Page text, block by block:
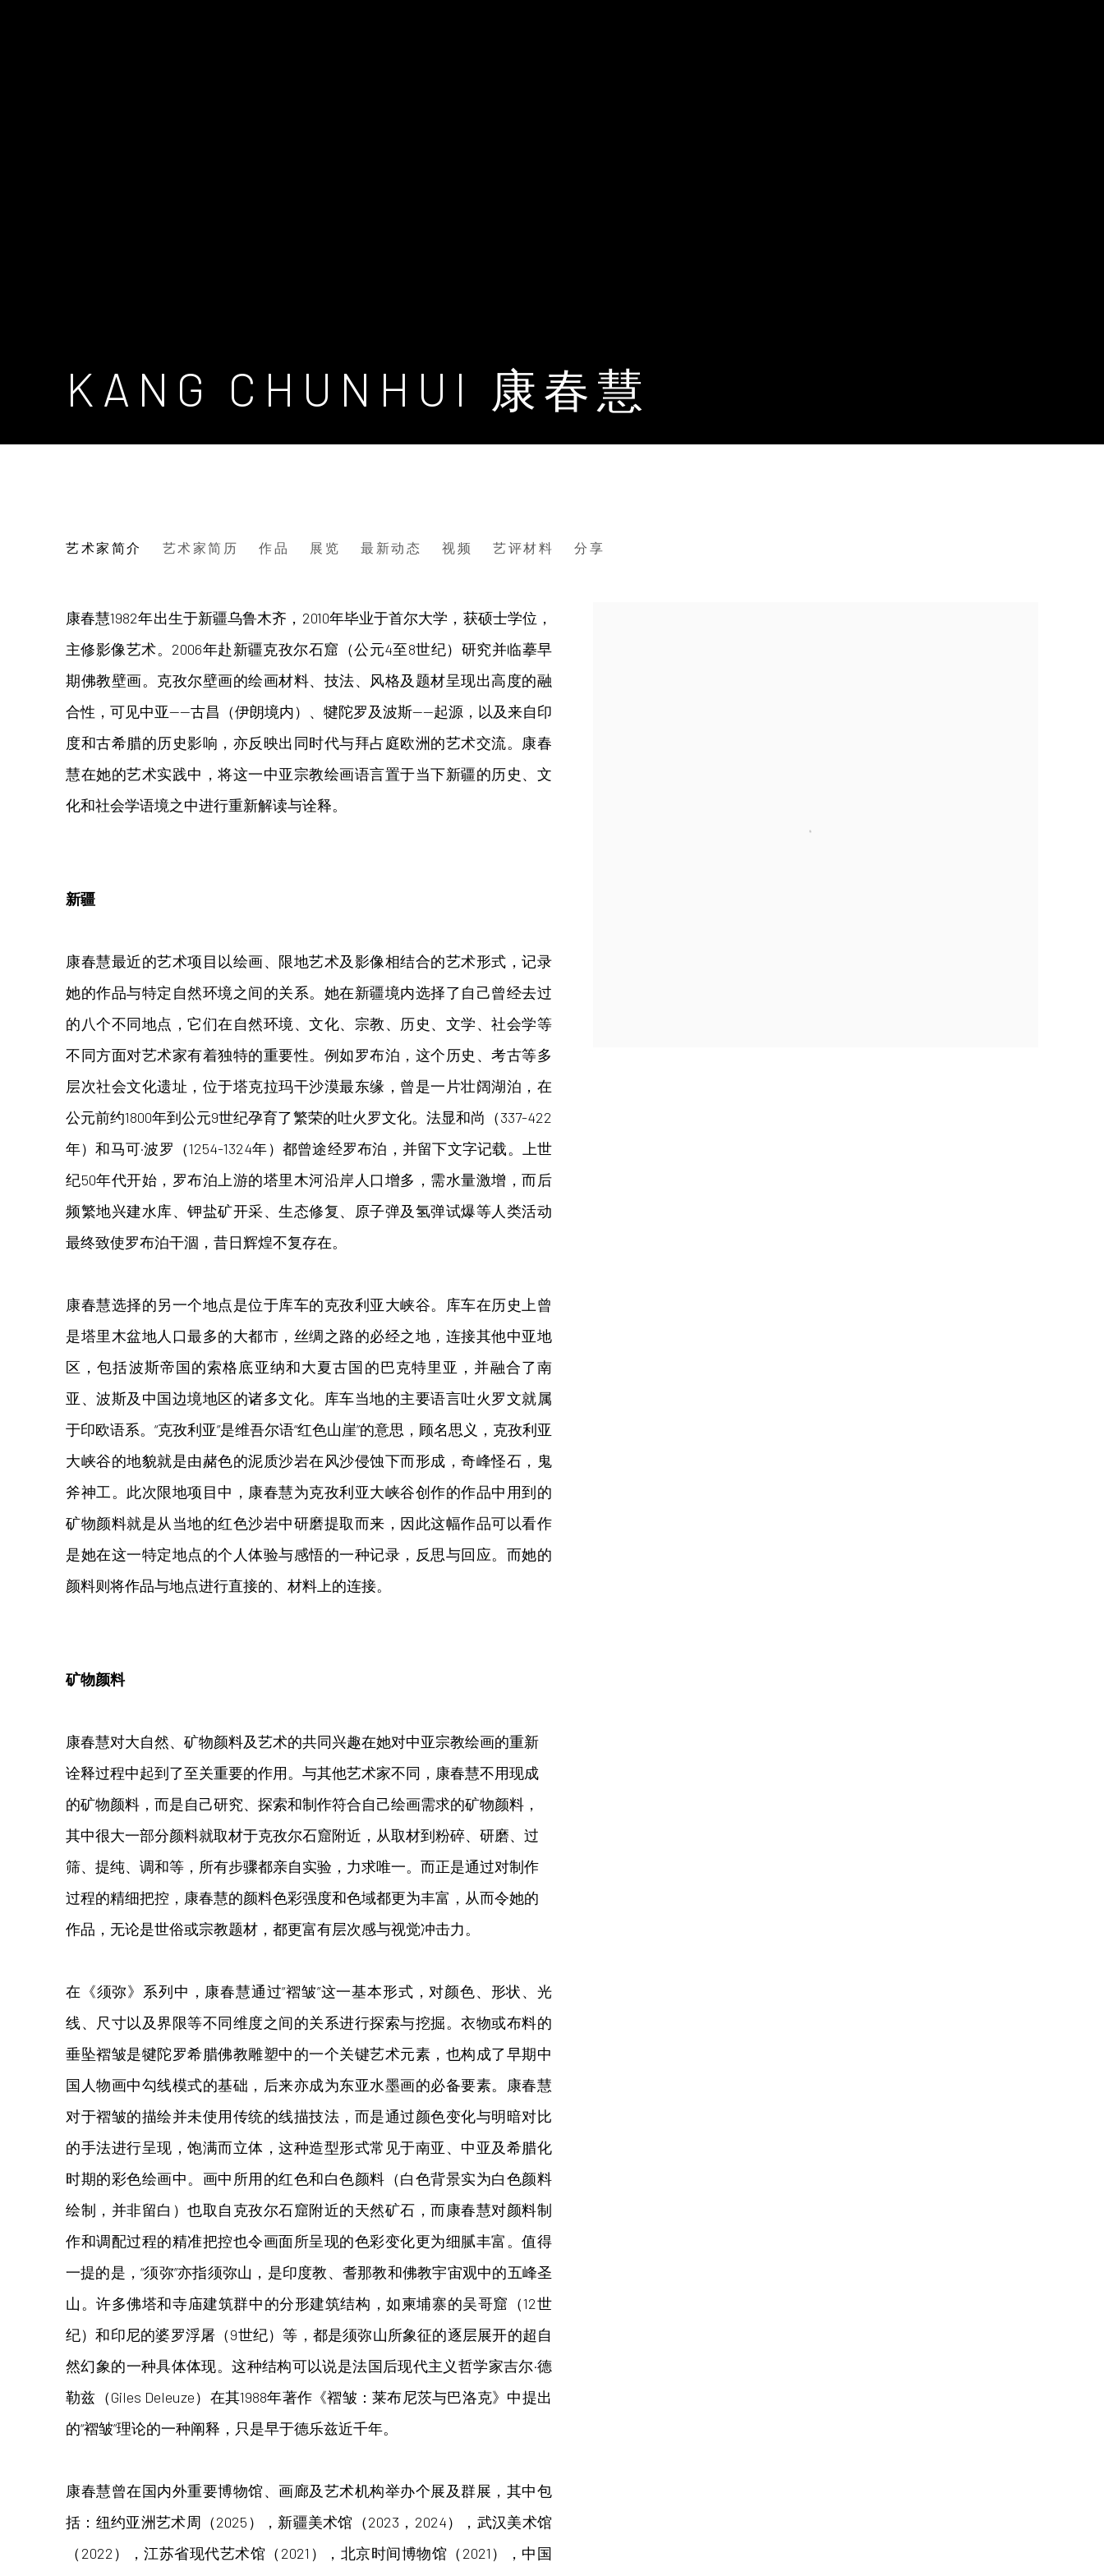
KANG CHUNHUI 康春慧
KANG CHUNHUI 康春慧
艺术家简介 艺术家简历 作品 展览 最新动态 视频 艺评材料 分享
康春慧1982年出生于新疆乌鲁木齐，2010年毕业于首尔大学，获硕士学位，
主修影像艺术。2006年赴新疆克孜尔石窟（公元4至8世纪）研究并临摹早
期佛教壁画。克孜尔壁画的绘画材料、技法、风格及题材呈现出高度的融
合性，可见中亚——古昌（伊朗境内）、犍陀罗及波斯——起源，以及来自印
度和古希腊的历史影响，亦反映出同时代与拜占庭欧洲的艺术交流。康春
慧在她的艺术实践中，将这一中亚宗教绘画语言置于当下新疆的历史、文
化和社会学语境之中进行重新解读与诠释。
新疆
康春慧最近的艺术项目以绘画、限地艺术及影像相结合的艺术形式，记录
她的作品与特定自然环境之间的关系。她在新疆境内选择了自己曾经去过
的八个不同地点，它们在自然环境、文化、宗教、历史、文学、社会学等
不同方面对艺术家有着独特的重要性。例如罗布泊，这个历史、考古等多
层次社会文化遗址，位于塔克拉玛干沙漠最东缘，曾是一片壮阔湖泊，在
公元前约1800年到公元9世纪孕育了繁荣的吐火罗文化。法显和尚（337-422
年）和马可·波罗（1254-1324年）都曾途经罗布泊，并留下文字记载。上世
纪50年代开始，罗布泊上游的塔里木河沿岸人口增多，需水量激增，而后
频繁地兴建水库、钾盐矿开采、生态修复、原子弹及氢弹试爆等人类活动
最终致使罗布泊干涸，昔日辉煌不复存在。
康春慧选择的另一个地点是位于库车的克孜利亚大峡谷。库车在历史上曾
是塔里木盆地人口最多的大都市，丝绸之路的必经之地，连接其他中亚地
区，包括波斯帝国的索格底亚纳和大夏古国的巴克特里亚，并融合了南
亚、波斯及中国边境地区的诸多文化。库车当地的主要语言吐火罗文就属
于印欧语系。“克孜利亚”是维吾尔语“红色山崖”的意思，顾名思义，克孜利亚
大峡谷的地貌就是由赭色的泥质沙岩在风沙侵蚀下而形成，奇峰怪石，鬼
斧神工。此次限地项目中，康春慧为克孜利亚大峡谷创作的作品中用到的
矿物颜料就是从当地的红色沙岩中研磨提取而来，因此这幅作品可以看作
是她在这一特定地点的个人体验与感悟的一种记录，反思与回应。而她的
颜料则将作品与地点进行直接的、材料上的连接。
矿物颜料
康春慧对大自然、矿物颜料及艺术的共同兴趣在她对中亚宗教绘画的重新
诠释过程中起到了至关重要的作用。与其他艺术家不同，康春慧不用现成
的矿物颜料，而是自己研究、探索和制作符合自己绘画需求的矿物颜料，
其中很大一部分颜料就取材于克孜尔石窟附近，从取材到粉碎、研磨、过
筛、提纯、调和等，所有步骤都亲自实验，力求唯一。而正是通过对制作
过程的精细把控，康春慧的颜料色彩强度和色域都更为丰富，从而令她的
作品，无论是世俗或宗教题材，都更富有层次感与视觉冲击力。
在《须弥》系列中，康春慧通过“褶皱”这一基本形式，对颜色、形状、光
线、尺寸以及界限等不同维度之间的关系进行探索与挖掘。衣物或布料的
垂坠褶皱是犍陀罗希腊佛教雕塑中的一个关键艺术元素，也构成了早期中
国人物画中勾线模式的基础，后来亦成为东亚水墨画的必备要素。康春慧
对于褶皱的描绘并未使用传统的线描技法，而是通过颜色变化与明暗对比
的手法进行呈现，饱满而立体，这种造型形式常见于南亚、中亚及希腊化
时期的彩色绘画中。画中所用的红色和白色颜料（白色背景实为白色颜料
绘制，并非留白）也取自克孜尔石窟附近的天然矿石，而康春慧对颜料制
作和调配过程的精准把控也令画面所呈现的色彩变化更为细腻丰富。值得
一提的是，“须弥”亦指须弥山，是印度教、耆那教和佛教宇宙观中的五峰圣
山。许多佛塔和寺庙建筑群中的分形建筑结构，如柬埔寨的吴哥窟（12世
纪）和印尼的婆罗浮屠（9世纪）等，都是须弥山所象征的逐层展开的超自
然幻象的一种具体体现。这种结构可以说是法国后现代主义哲学家吉尔·德
勒兹（Giles Deleuze）在其1988年著作《褶皱：莱布尼茨与巴洛克》中提出
的“褶皱”理论的一种阐释，只是早于德乐兹近千年。
康春慧曾在国内外重要博物馆、画廊及艺术机构举办个展及群展，其中包
括：纽约亚洲艺术周（2025），新疆美术馆（2023，2024），武汉美术馆
（2022），江苏省现代艺术馆（2021），北京时间博物馆（2021），中国